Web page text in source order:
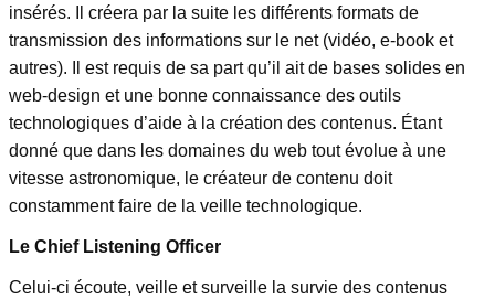
insérés. Il créera par la suite les différents formats de
transmission des informations sur le net (vidéo, e-book et
autres). Il est requis de sa part qu’il ait de bases solides en
web-design et une bonne connaissance des outils
technologiques d’aide à la création des contenus. Étant
donné que dans les domaines du web tout évolue à une
vitesse astronomique, le créateur de contenu doit
constamment faire de la veille technologique.
Le Chief Listening Officer
Celui-ci écoute, veille et surveille la survie des contenus